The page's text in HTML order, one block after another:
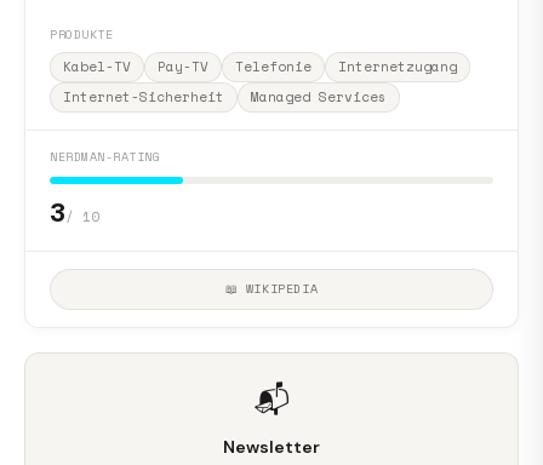
PRODUKTE
Kabel-TV Pay-TV Telefonie
Internetzugang
Internet-Sicherheit
Managed Services
NERDMAN-RATING
3/ 10
📖 WIKIPEDIA
📬
Newsletter